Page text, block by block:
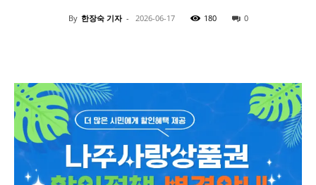
By 한장숙 기자 - 2026-06-17 180 0